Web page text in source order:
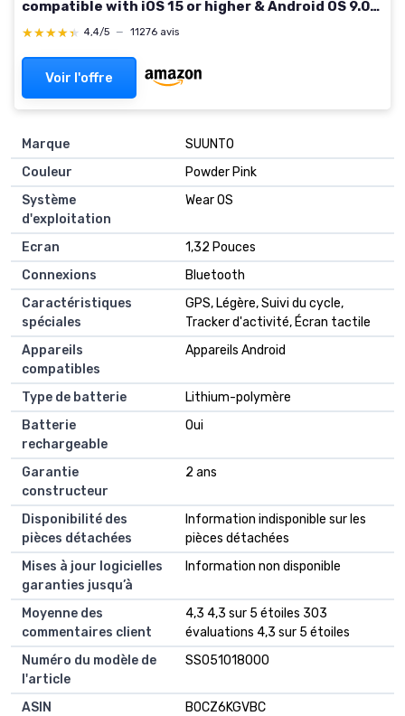
compatible with iOS 15 or higher & Android OS 9.0
or higher Single Waterfall Blue/Platinum
★★★★★
★★★★★ 4,4/5 — 11276 avis
Voir l'offre
Marque
‎SUUNTO
Couleur
‎Powder Pink
Système
d'exploitation
‎Wear OS
Ecran
‎1,32 Pouces
Connexions
‎Bluetooth
Caractéristiques
spéciales
‎GPS, Légère, Suivi du cycle,
Tracker d'activité, Écran tactile
Appareils
compatibles
‎Appareils Android
Type de batterie
‎Lithium-polymère
Batterie
rechargeable
‎Oui
Garantie
constructeur
‎2 ans
Disponibilité des
pièces détachées
‎Information indisponible sur les
pièces détachées
Mises à jour logicielles
garanties jusqu’à
‎Information non disponible
Moyenne des
commentaires client
4,3 4,3 sur 5 étoiles 303
évaluations 4,3 sur 5 étoiles
Numéro du modèle de
l'article
SS051018000
ASIN
B0CZ6KGVBC